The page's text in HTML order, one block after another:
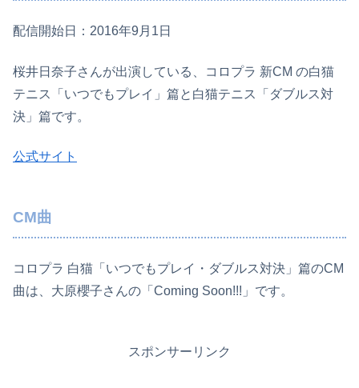
配信開始日：2016年9月1日
桜井日奈子さんが出演している、コロプラ 新CM の白猫
テニス「いつでもプレイ」篇と白猫テニス「ダブルス対
決」篇です。
公式サイト
CM曲
コロプラ 白猫「いつでもプレイ・ダブルス対決」篇のCM
曲は、大原櫻子さんの「Coming Soon!!!」です。
スポンサーリンク